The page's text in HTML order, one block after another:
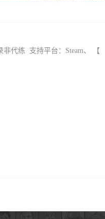
代练 支持平台：Steam、 【